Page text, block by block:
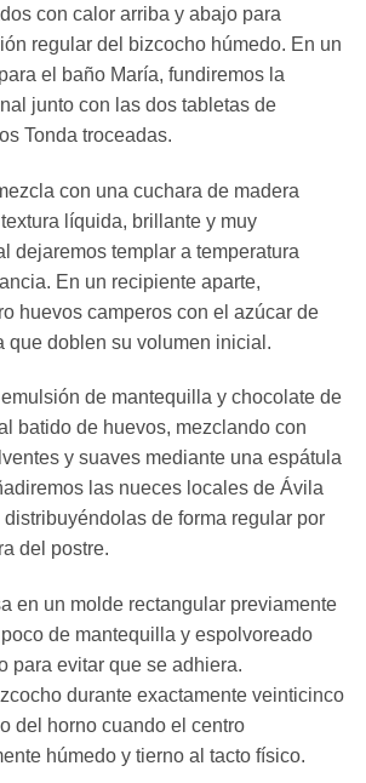
con calor arriba y abajo para
regular del bizcocho húmedo. En un
el baño María, fundiremos la
junto con las dos tabletas de
Tonda troceadas.
con una cuchara de madera
líquida, brillante y muy
dejaremos templar a temperatura
En un recipiente aparte,
huevos camperos con el azúcar de
que doblen su volumen inicial.
de mantequilla y chocolate de
batido de huevos, mezclando con
y suaves mediante una espátula
las nueces locales de Ávila
de forma regular por
del postre.
en un molde rectangular previamente
de mantequilla y espolvoreado
para evitar que se adhiera.
durante exactamente veinticinco
del horno cuando el centro
húmedo y tierno al tacto físico.